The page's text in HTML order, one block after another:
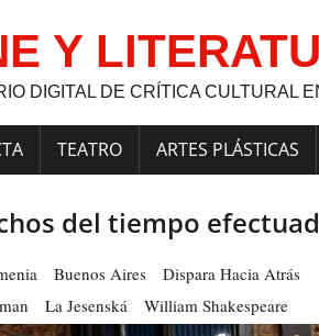
Y
DIGITAL DE CRÍTICA CULTURAL
TEATRO ARTES PLÁSTICAS
del tiempo
Buenos Aires
Dispara Hacia Atrás
La Jesenská William Shakespeare